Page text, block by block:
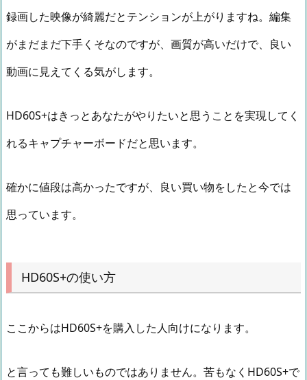
録画した映像が綺麗だとテンションが上がりますね。編集
がまだまだ下手くそなのですが、画質が高いだけで、良い
動画に見えてくる気がします。
HD60S+はきっとあなたがやりたいと思うことを実現してく
れるキャプチャーボードだと思います。
確かに値段は高かったですが、良い買い物をしたと今では
思っています。
HD60S+の使い方
ここからはHD60S+を購入した人向けになります。
と言っても難しいものではありません。苦もなくHD60S+で